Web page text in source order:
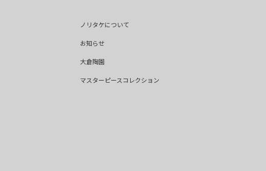
ノリタケについて
お知らせ
大倉陶園
マスターピースコレクション